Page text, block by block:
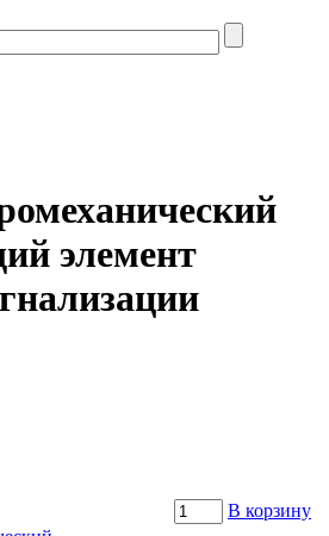
элемент
В корзину